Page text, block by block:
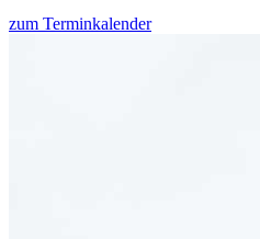
zum Terminkalender